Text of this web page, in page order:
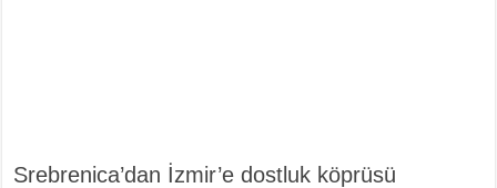
Srebrenica’dan İzmir’e dostluk köprüsü